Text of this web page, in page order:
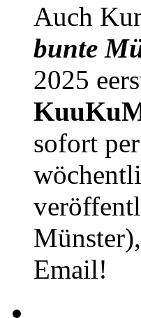
Auch
bunte
2025
sofort
Email!